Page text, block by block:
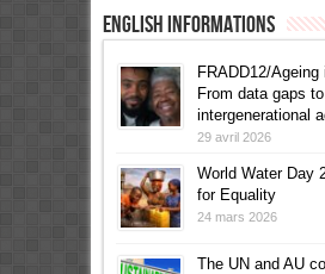
English informations
FRADD12/Ageing
From data gaps to
intergenerational
29 avril 2026
World Water Day
for Equality
24 mars 2026
The UN and AU